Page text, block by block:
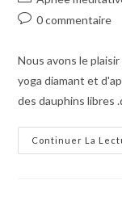
0 commentaire
Nous avons le
yoga diamant et
des dauphins libres
Continuer La